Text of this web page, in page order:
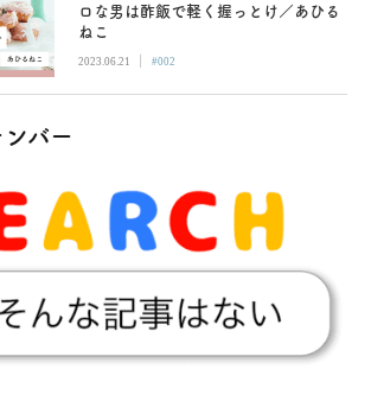
ロな男は酢飯で軽く握っとけ／あひる
ねこ
2023.06.21 | #002
バー